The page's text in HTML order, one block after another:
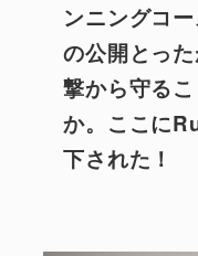
ンニングコ
の公開とっ
撃から守る
か。ここに
下された！